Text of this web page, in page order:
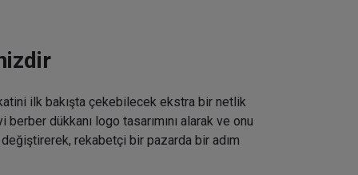
ilk bakışta çekebilecek ekstra bir netlik
dükkanı logo tasarımını alarak ve onu
rekabetçi bir pazarda bir adım